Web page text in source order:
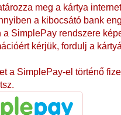
meg a kártya
a kibocsátó bank
a SimplePay rendszere
kérjük, fordulj a
a SimplePay-el történő